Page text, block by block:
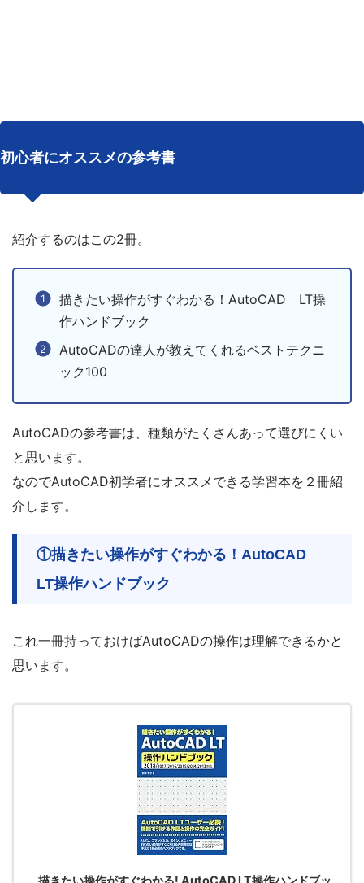
初心者にオススメの参考書
紹介するのはこの2冊。
描きたい操作がすぐわかる！AutoCAD LT操
作ハンドブック
AutoCADの達人が教えてくれるベストテクニ
ック100
AutoCADの参考書は、種類がたくさんあって選びにくい
と思います。
なのでAutoCAD初学者にオススメできる学習本を２冊紹
介します。
①描きたい操作がすぐわかる！AutoCAD
LT操作ハンドブック
これ一冊持っておけばAutoCADの操作は理解できるかと
思います。